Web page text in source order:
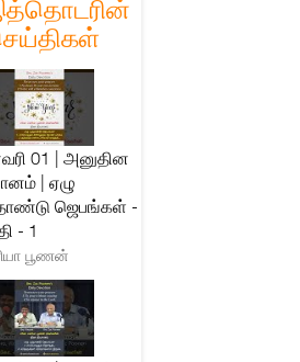
01 | அனுதின
| ஏழு
ஜெபங்கள் -
- 1
பூணன்